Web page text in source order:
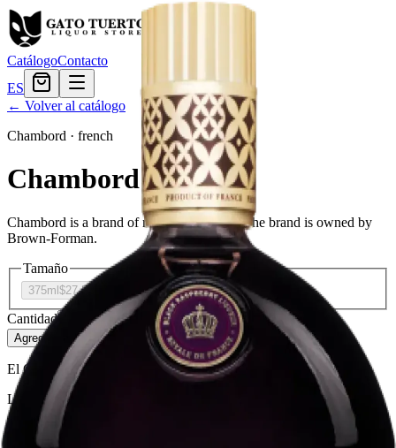
CatálogoContacto
ES
← Volver al catálogo
Chambord · french
Chambord
Chambord is a brand of raspberry liqueur. The brand is owned by
Brown-Forman.
Tamaño
375ml $27.59 $38.39
Cantidad 3en stock
Agregar al carrito— $38.39
El Gato Tuerto
Licorera · envíos locales
Política de privacidad